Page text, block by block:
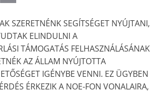
SZERETNÉNK SEGÍTSÉGET NYÚJTANI,
ELINDULNI A
TÁMOGATÁS FELHASZNÁLÁSÁNAK
AZ ÁLLAM NYÚJTOTTA
IGÉNYBE VENNI. EZ ÜGYBEN
ÉRKEZIK A NOE-FON VONALAIRA,